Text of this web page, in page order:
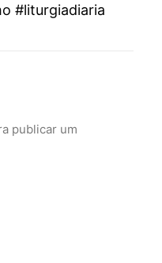
#liturgiadiaria
publicar um